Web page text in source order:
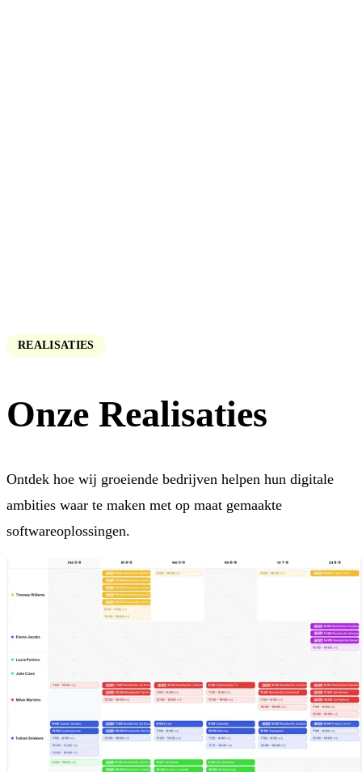
REALISATIES
Onze Realisaties
Ontdek hoe wij groeiende bedrijven helpen hun digitale
ambities waar te maken met op maat gemaakte
softwareoplossingen.